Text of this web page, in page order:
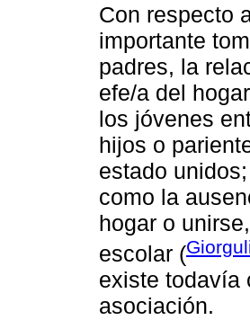
Con respecto
importante
padres, la
efe/a del
los jóvenes
hijos o
estado
como la
hogar o
escolar (
existe todavía
asociación.